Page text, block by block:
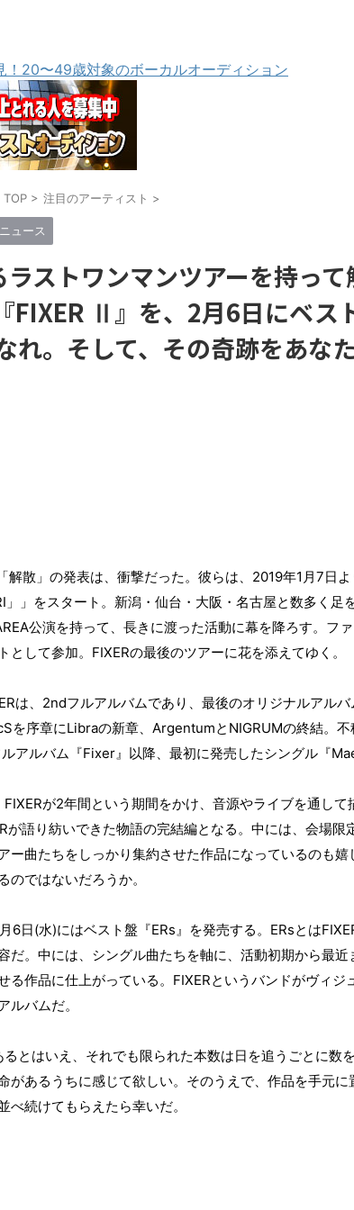
！20〜49歳対象のボーカルオーディション
> 注目のアーティスト >
ュース
ストワンマンツアーを持っ
FIXER Ⅱ』を、2月6日にベス
れ。そして、その奇跡をあな
解散」の発表は、衝撃だった。彼らは、 2019年1 月7日
」」をスタート。新潟・仙台・大阪・名古屋と数多く
公演を持って、長きに渡った活動に幕を降ろす。フ
として参加。 FIXERの最後のツアーに花を添えてゆく。
は、 2ndフルアルバムであり、最後のオリジナルアル
を序章にLibraの新章、 Argentumと NIGRUMの終結。
アルバム『Fixer』以降、最初に発売したシングル『
FIXERが2年間という期間をかけ、音源やライブを通し
が語り紡いできた物語の完結編となる。中には、会場
ー曲たちをしっかり集約させた作品になっているのも嬉
のではないだろうか。
月 6日(水)にはベスト盤『ERs』を発売する。 ERsとは
だ。中には、シングル曲たちを軸に、活動初期から最近
る作品に仕上がっている。 FIXERというバンドがヴィジ
ルバムだ。
とはいえ、それでも限られた本数は日を追うごとに数
があるうちに感じて欲しい。そのうえで、作品を手元に
べ続けてもらえたら幸いだ。